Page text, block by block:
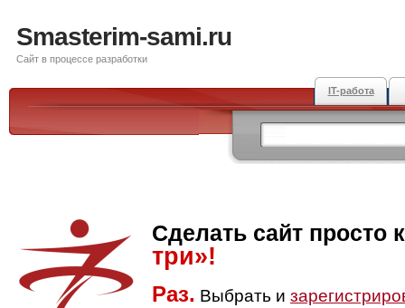
Smasterim-sami.ru
Сайт в процессе разработки
IT-работа
Сделать сайт просто
три»!
Раз. Выбрать и